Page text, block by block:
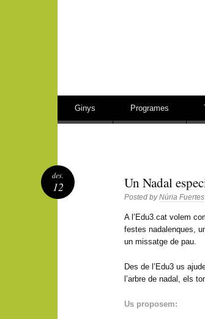
Vés al contingut
Ginys Programes
Un Nadal
Posted byNúria Fuertes
A l’Edu3.cat volem
festes nadalenques,
un missatge de pau.
Des de l’Edu3 us
l’arbre de nadal, els
Us proposem:
des.
12